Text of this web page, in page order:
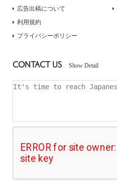
広告出稿について
利用規約
プライバシーポリシー
CONTACT US Show Detail